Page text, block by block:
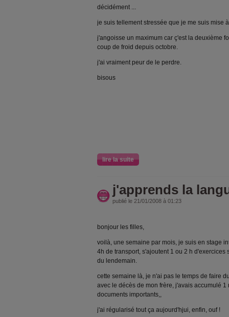
décidément ...
je suis tellement stressée que je me suis mise
j'angoisse un maximum car ç'est la deuxième
coup de froid depuis octobre.
j'ai vraiment peur de le perdre.
bisous
lire la suite
j'apprends la
publié le 21/01/2008 à 01:23
bonjour les filles,
voilà, une semaine par mois, je suis en stage
4h de transport, s'ajoutent 1 ou 2 h
du lendemain.
cette semaine là, je n'ai pas le temps de faire
avec le décès de mon frère, j'avais accumulé
documents importants,,
j'ai régularisé tout ça aujourd'hjui, enfin, ouf !